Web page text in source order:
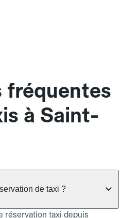
fréquentes
à Saint-
de taxi ?
réservation taxi depuis